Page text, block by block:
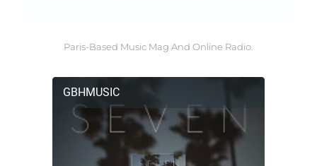
Paris-Based Music Mag And Online Radio.